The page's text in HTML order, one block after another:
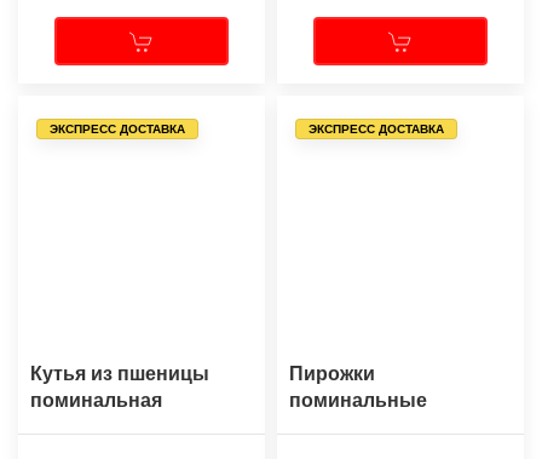
ЭКСПРЕСС ДОСТАВКА
Кутья из пшеницы
поминальная
ЭКСПРЕСС ДОСТАВКА
Пирожки
поминальные